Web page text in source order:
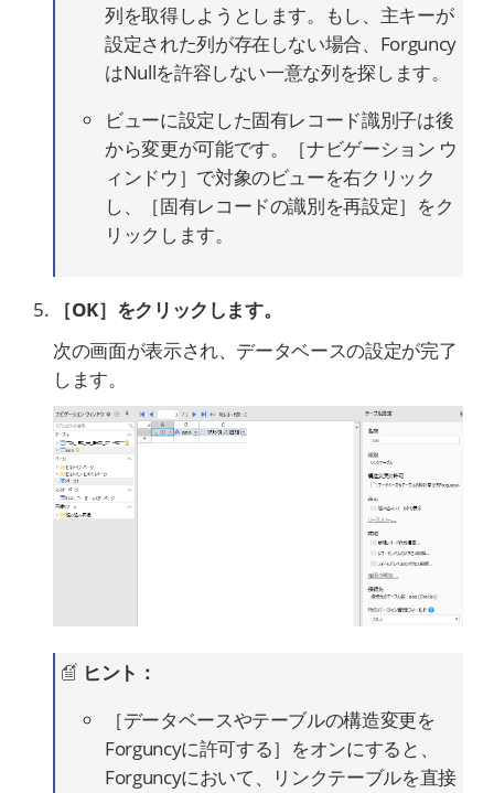
列を取得しようとします。もし、主キーが
設定された列が存在しない場合、Forguncy
はNullを許容しない一意な列を探します。
ビューに設定した固有レコード識別子は後
から変更が可能です。［ナビゲーション ウ
ィンドウ］で対象のビューを右クリック
し、［固有レコードの識別を再設定］をク
リックします。
［OK］をクリックします。
次の画面が表示され、データベースの設定が完了
します。
ヒント：
［データベースやテーブルの構造変更を
Forguncyに許可する］をオンにすると、
Forguncyにおいて、リンクテーブルを直接